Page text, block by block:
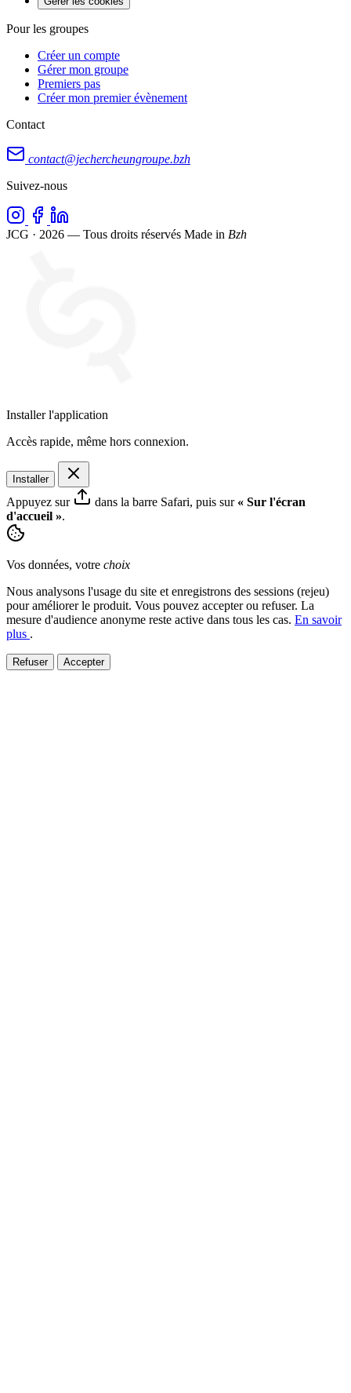
Pour les groupes
Créer un compte
Gérer mon groupe
Premiers pas
Créer mon premier évènement
Contact
contact@jechercheungroupe.bzh
Suivez-nous
JCG · 2026 — Tous droits réservés Made in Bzh
Installer l'application
Accès rapide, même hors connexion.
Installer
Appuyez sur dans la barre Safari, puis sur « Sur l'écran
d'accueil ».
Vos données, votre choix
Nous analysons l'usage du site et enregistrons des sessions (rejeu)
pour améliorer le produit. Vous pouvez accepter ou refuser. La
mesure d'audience anonyme reste active dans tous les cas. En savoir
plus .
Refuser Accepter